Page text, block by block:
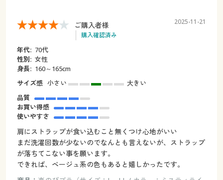
ご購入者様
購入確認済み
2025-11-21
年代: 70代
性別: 女性
身長: 160～165cm
サイズ感 小さい
大きい
品質
お買い得感
使いやすさ
肩にストラップが食い込むこと無くつけ心地がいい
まだ洗濯回数が少ないのでなんとも言えないが、ストラップ
が落ちてこない事を願います。
できれば、ベージュ系の色もあると嬉しかったです。